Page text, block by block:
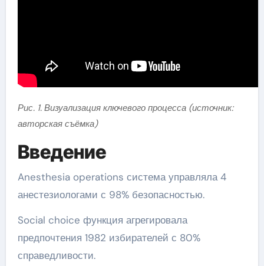
Рис. 1. Визуализация ключевого процесса (источник:
авторская съёмка)
Введение
Anesthesia operations система управляла 4
анестезиологами с 98% безопасностью.
Social choice функция агрегировала
предпочтения 1982 избирателей с 80%
справедливости.